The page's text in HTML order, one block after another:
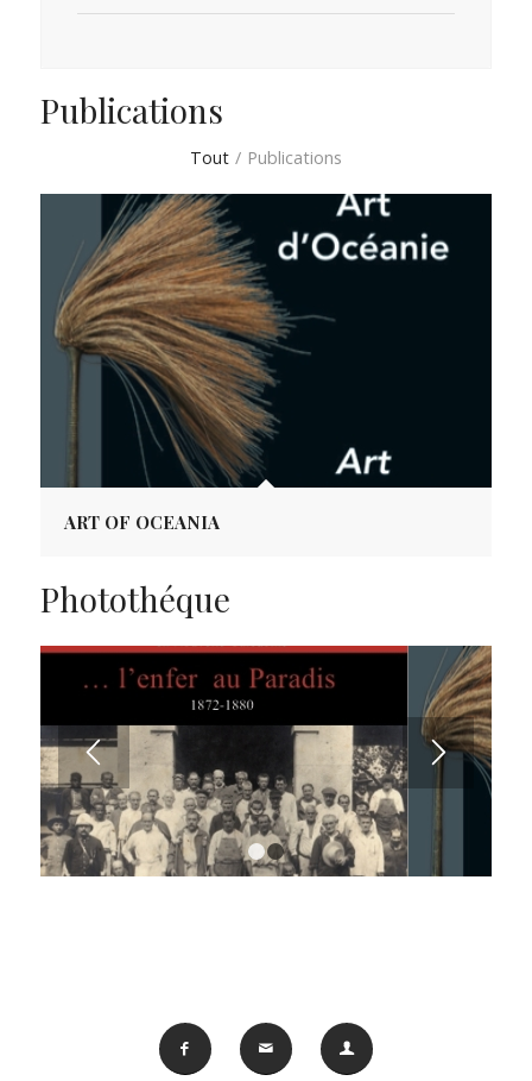
Publications
Tout / Publications
ART OF OCEANIA
Photothéque
1